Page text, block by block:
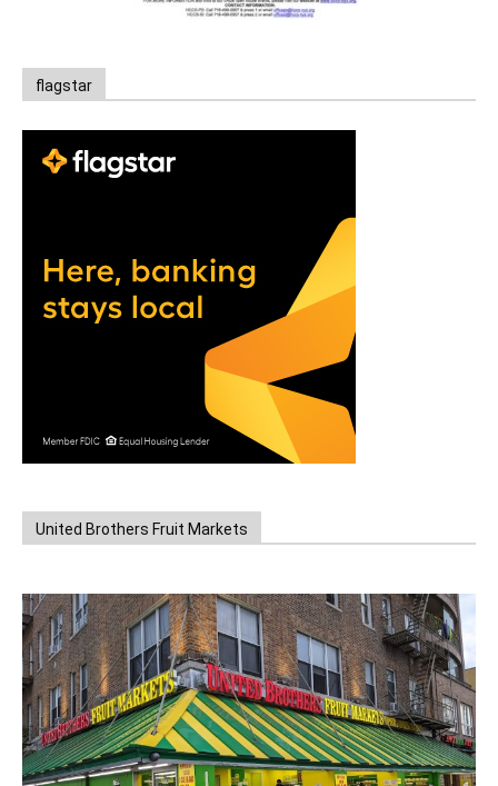
flagstar
United Brothers Fruit Markets